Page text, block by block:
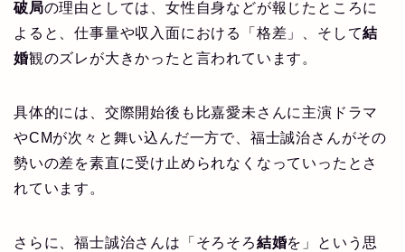
破局の理由としては、女性自身などが報じたところに
よると、仕事量や収入面における「格差」、そして結
婚観のズレが大きかったと言われています。
具体的には、交際開始後も比嘉愛未さんに主演ドラマ
やCMが次々と舞い込んだ一方で、福士誠治さんがその
勢いの差を素直に受け止められなくなっていったとさ
れています。
さらに、福士誠治さんは「そろそろ結婚を」という思